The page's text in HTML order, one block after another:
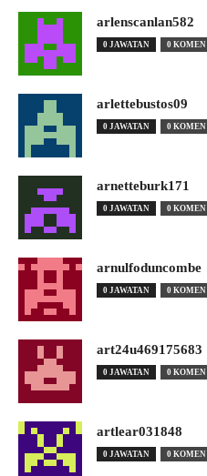
arlenscanlan582
0 JAWATAN 0 KOMEN
arlettebustos09
0 JAWATAN 0 KOMEN
arnetteburk171
0 JAWATAN 0 KOMEN
arnulfoduncombe
0 JAWATAN 0 KOMEN
art24u469175683
0 JAWATAN 0 KOMEN
artlear031848
0 JAWATAN 0 KOMEN